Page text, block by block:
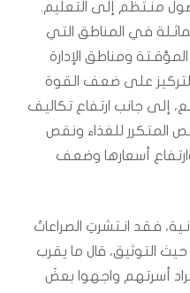
لديهم وصول منـتظم إلى التعليم.
في المناطق التي
ومناطق الإدارة
التركيز على ضعف القوة
إلى جانب ارتفاع تكاليف
المتكرر للغذاء ونقص
وارتفاع أسعارها وضعف
فقد انـتشرتِ الصراعاتُ
التوثيق، قال ما يقرب
أسرتهم واجهوا بعضَ